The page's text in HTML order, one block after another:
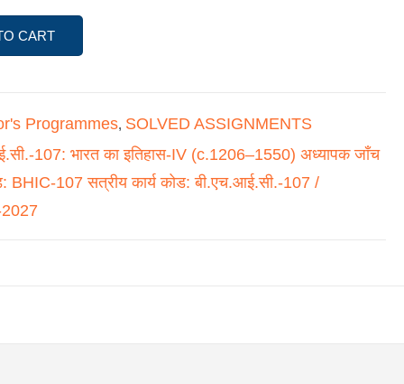
CART
Programmes, SOLVED ASSIGNMENTS
107: भारत का इतिहास-IV (c.1206–1550) अध्यापक जाँच
BHIC-107 सत्रीय कार्य कोड: बी.एच.आई.सी.-107 /